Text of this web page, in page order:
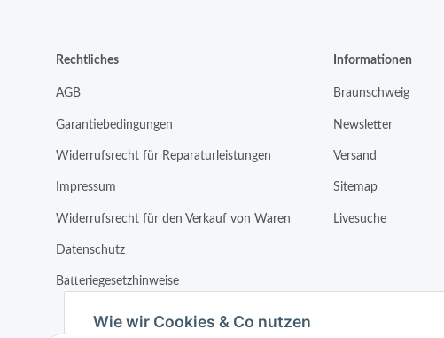
Rechtliches
AGB
Garantiebedingungen
Widerrufsrecht für Reparaturleistungen
Impressum
Widerrufsrecht für den Verkauf von Waren
Datenschutz
Batteriegesetzhinweise
Informationen
Braunschweig
Newsletter
Versand
Sitemap
Livesuche
Wie wir Cookies & Co nutzen